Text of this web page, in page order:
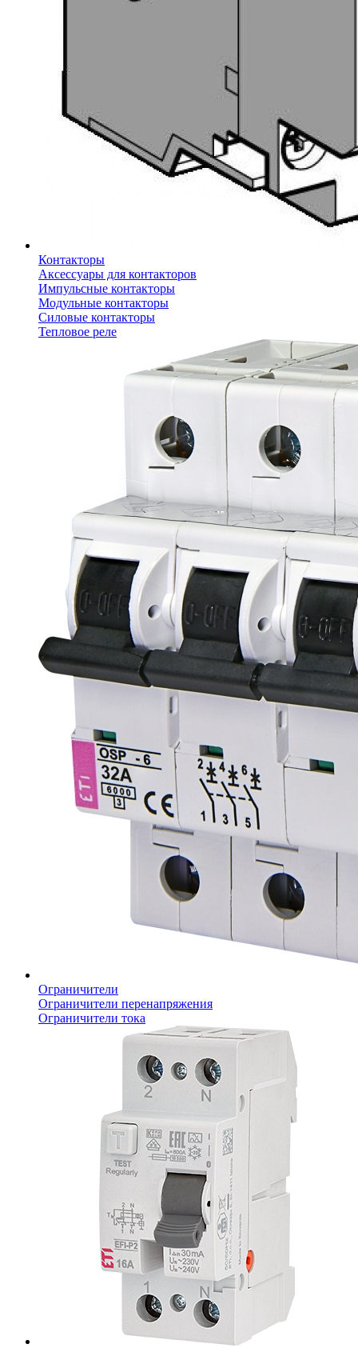
Контакторы
Аксессуары для контакторов
Импульсные контакторы
Модульные контакторы
Силовые контакторы
Тепловое реле
Ограничители
Ограничители перенапряжения
Ограничители тока